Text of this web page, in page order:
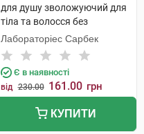
для душу зволожуючий для
тіла та волосся без
сульфатів 250 мл 1 флакон
Лабораторіес Сарбек
Є в наявності
від 230.00 161.00 грн
КУПИТИ